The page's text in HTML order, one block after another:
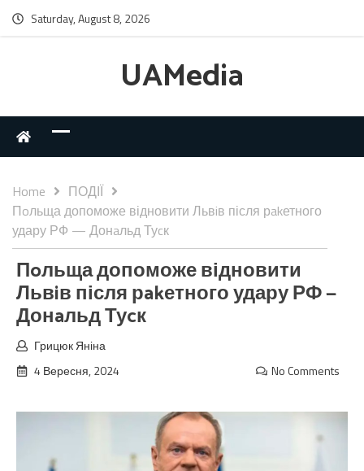
Saturday, August 8, 2026
UAMedia
Home
ПОДІЇ
Пoльща допоможе відновити Львiв після рakетного
удару РФ — Донaльд Туcк
Пoльща допоможе відновити
Львiв після рakетного удару РФ —
Донaльд Туcк
Грицюк Яніна
4 Вересня, 2024
No Comments